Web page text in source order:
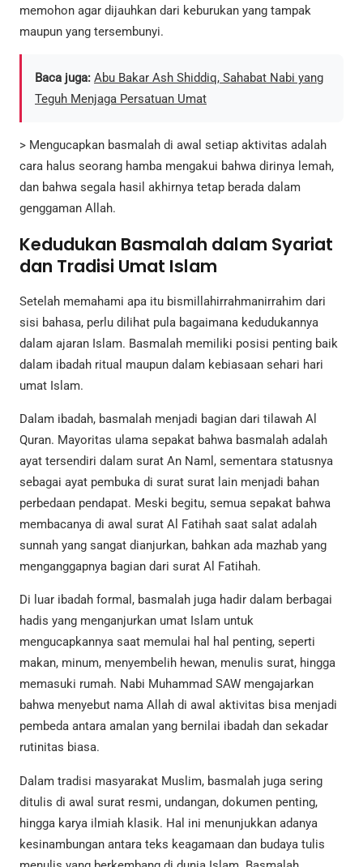
memohon agar dijauhkan dari keburukan yang tampak
maupun yang tersembunyi.
Baca juga: Abu Bakar Ash Shiddiq, Sahabat Nabi yang
Teguh Menjaga Persatuan Umat
> Mengucapkan basmalah di awal setiap aktivitas adalah
cara halus seorang hamba mengakui bahwa dirinya lemah,
dan bahwa segala hasil akhirnya tetap berada dalam
genggaman Allah.
Kedudukan Basmalah dalam Syariat
dan Tradisi Umat Islam
Setelah memahami apa itu bismillahirrahmanirrahim dari
sisi bahasa, perlu dilihat pula bagaimana kedudukannya
dalam ajaran Islam. Basmalah memiliki posisi penting baik
dalam ibadah ritual maupun dalam kebiasaan sehari hari
umat Islam.
Dalam ibadah, basmalah menjadi bagian dari tilawah Al
Quran. Mayoritas ulama sepakat bahwa basmalah adalah
ayat tersendiri dalam surat An Naml, sementara statusnya
sebagai ayat pembuka di surat surat lain menjadi bahan
perbedaan pendapat. Meski begitu, semua sepakat bahwa
membacanya di awal surat Al Fatihah saat salat adalah
sunnah yang sangat dianjurkan, bahkan ada mazhab yang
menganggapnya bagian dari surat Al Fatihah.
Di luar ibadah formal, basmalah juga hadir dalam berbagai
hadis yang menganjurkan umat Islam untuk
mengucapkannya saat memulai hal hal penting, seperti
makan, minum, menyembelih hewan, menulis surat, hingga
memasuki rumah. Nabi Muhammad SAW mengajarkan
bahwa menyebut nama Allah di awal aktivitas bisa menjadi
pembeda antara amalan yang bernilai ibadah dan sekadar
rutinitas biasa.
Dalam tradisi masyarakat Muslim, basmalah juga sering
ditulis di awal surat resmi, undangan, dokumen penting,
hingga karya ilmiah klasik. Hal ini menunjukkan adanya
kesinambungan antara teks keagamaan dan budaya tulis